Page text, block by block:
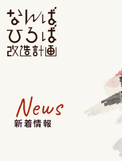
News
新着情報